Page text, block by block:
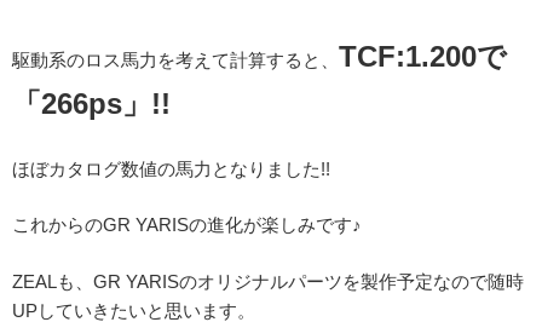
駆動系のロス馬力を考えて計算すると、 TCF:1.200で
「266ps」!!
ほぼカタログ数値の馬力となりました!!
これからのGR YARISの進化が楽しみです♪
ZEALも、GR YARISのオリジナルパーツを製作予定なので随時
UPしていきたいと思います。